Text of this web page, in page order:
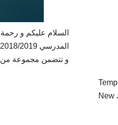
السلام عليكم و
المدرسي 2018/2019
و تتضمن مجموعة من
New